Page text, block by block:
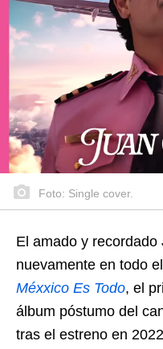
Foto: Single cover.
El amado y
nuevamente en todo
Méxxico Es Todo, el
álbum póstumo del
tras el estreno en